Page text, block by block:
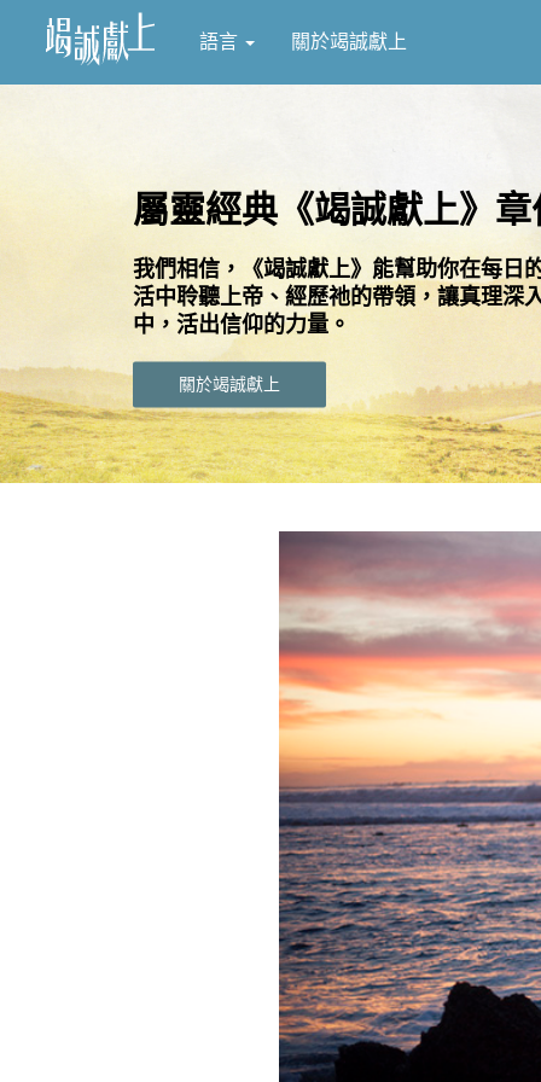
語言 關於竭誠獻上
屬靈經典《竭誠獻上》
我們相信，《竭誠獻上》能幫助你在每日
活中聆聽上帝、經歷祂的帶領，讓真理深
中，活出信仰的力量。
關於竭誠獻上